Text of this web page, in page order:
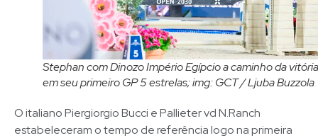
Stephan com Dinozo Império Egípcio a caminho da vitória
em seu primeiro GP 5 estrelas; img: GCT / Ljuba Buzzola
O italiano Piergiorgio Bucci e Pallieter vd N.Ranch
estabeleceram o tempo de referência logo na primeira